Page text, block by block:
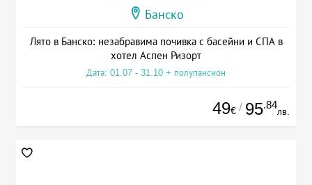
Банско
Лято в Банско: незабравима почивка с басейни и СПА в
хотел Аспен Ризорт
Дата: 01.07 - 31.10 + полупансион
49€ / 95.84
лв.